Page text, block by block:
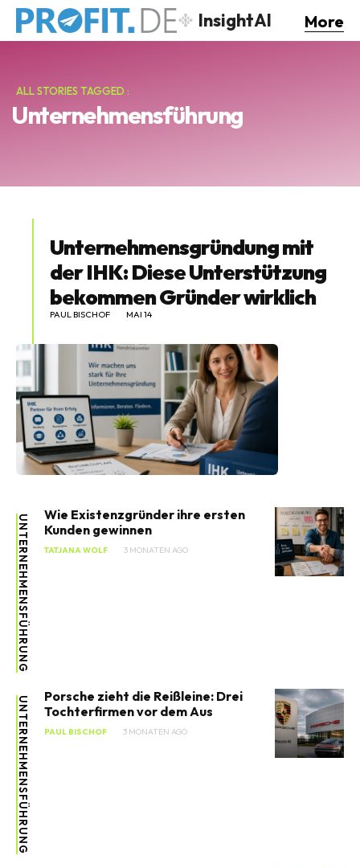
InsightAI More
ALL STORIES TAGGED :
Unternehmensführung
Unternehmensgründung mit
der IHK: Diese Unterstützung
bekommen Gründer wirklich
PAUL BISCHOF MAI 14
UNTERNEHMENSFÜHRUNG
Wie Existenzgründer ihre ersten
Kunden gewinnen
TATJANA WOLF 3 MONATEN AGO
UNTERNEHMENSFÜHRUNG
Porsche zieht die Reißleine: Drei
Tochterfirmen vor dem Aus
PAUL BISCHOF 3 MONATEN AGO